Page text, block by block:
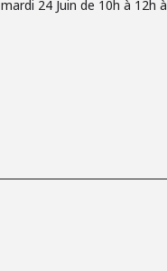
mardi 24 Juin de 10h à 12h à